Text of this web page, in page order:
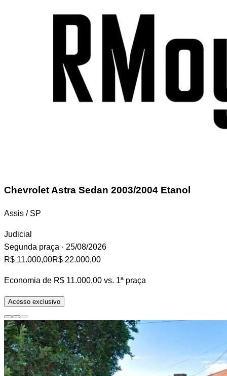
Chevrolet Astra Sedan 2003/2004 Etanol
Assis / SP
Judicial
Segunda praça · 25/08/2026
R$ 11.000,00R$ 22.000,00
Economia de R$ 11.000,00 vs. 1ª praça
Acesso exclusivo